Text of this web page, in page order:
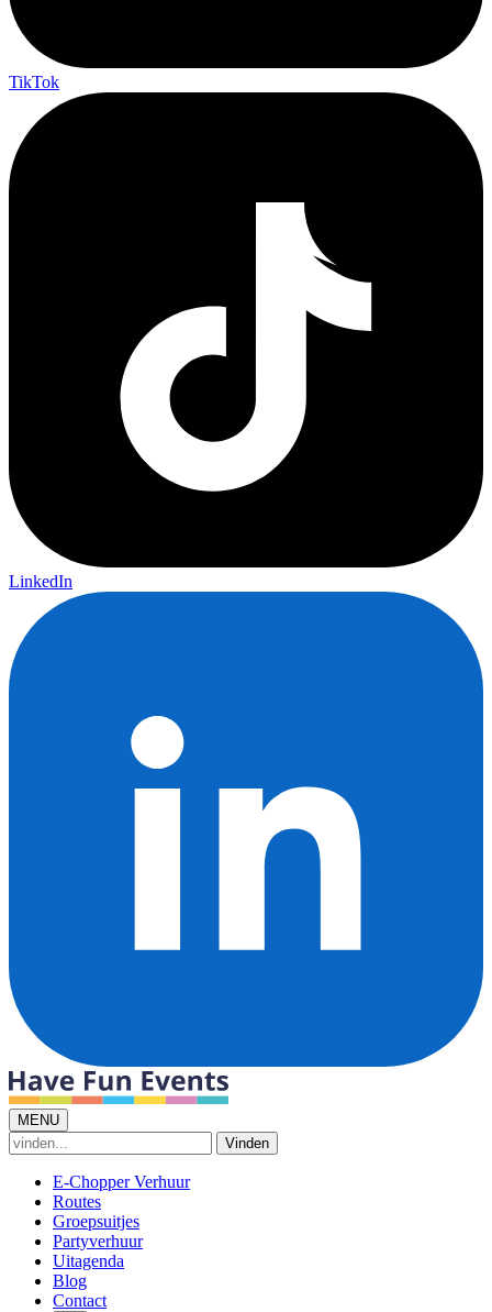
TikTok
LinkedIn
MENU
Vinden
E-Chopper Verhuur
Routes
Groepsuitjes
Partyverhuur
Uitagenda
Blog
Contact